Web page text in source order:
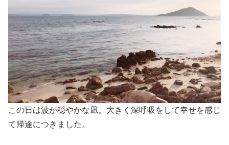
この日は波が穏やかな凪。大きく深呼吸をして幸せを感じ
て帰途につきました。